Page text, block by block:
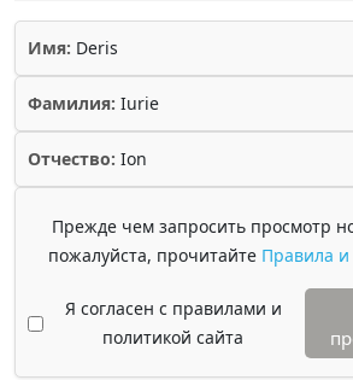
Имя: Deris
Фамилия: Iurie
Отчество: Ion
Прежде чем запросить просмотр
пожалуйста, прочитайте Правила и
Я согласен с правилами и
политикой сайта